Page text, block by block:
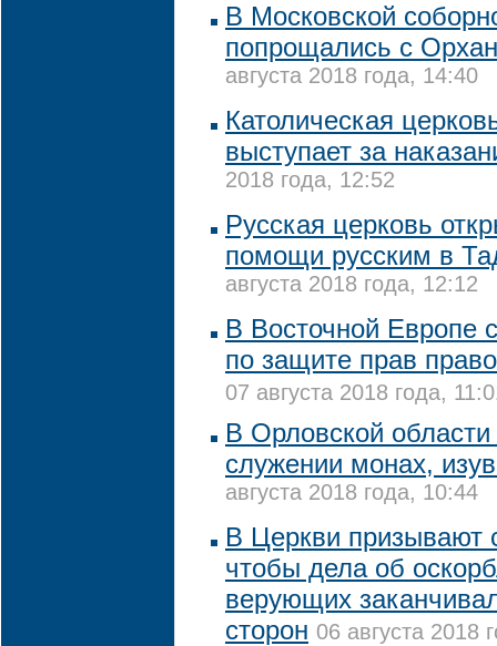
В Московской
попрощались с
августа 2018 года, 14:40
Католическая
выступает за
2018 года, 12:52
Русская церковь
помощи русским в
августа 2018 года, 12:12
В Восточной Европе
по защите прав
07 августа 2018 года,
В Орловской
служении монах,
августа 2018 года, 10:44
В Церкви призывают
чтобы дела об
верующих
сторон 06 августа 2018